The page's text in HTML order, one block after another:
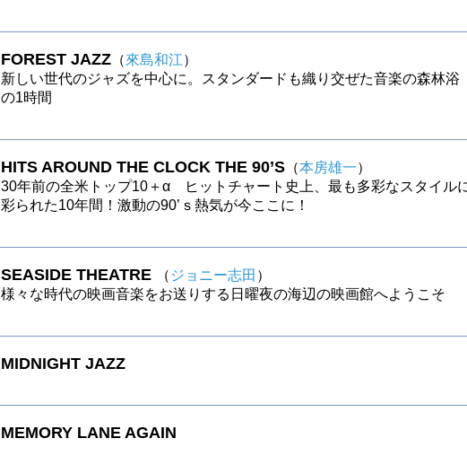
FOREST JAZZ （來島和江）
新しい世代のジャズを中心に。スタンダードも織り交ぜた音楽の森林浴
の1時間
HITS AROUND THE CLOCK THE 90’S （本房雄一）
30年前の全米トップ10＋α ヒットチャート史上、最も多彩なスタイル
彩られた10年間！激動の90’ｓ熱気が今ここに！
SEASIDE THEATRE （ ジョニー志田 ）
様々な時代の映画音楽をお送りする日曜夜の海辺の映画館へようこそ
MIDNIGHT JAZZ
MEMORY LANE AGAIN